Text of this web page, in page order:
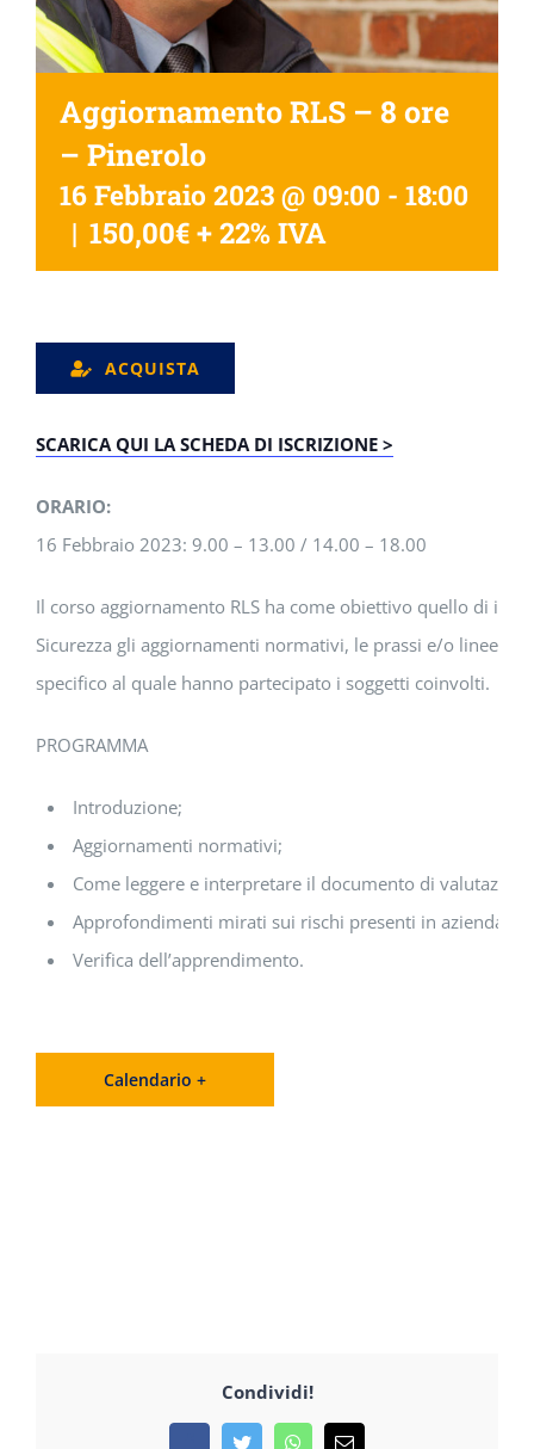
Aggiornamento RLS – 8 ore
– Pinerolo
16 Febbraio 2023 @ 09:00 - 18:00
| 150,00€ + 22% IVA
ACQUISTA
SCARICA QUI LA SCHEDA DI ISCRIZIONE >
ORARIO:
16 Febbraio 2023: 9.00 – 13.00 / 14.00 – 18.00
Il corso aggiornamento RLS ha come obiettivo quello di
Sicurezza gli aggiornamenti normativi, le prassi e/o linee
specifico al quale hanno partecipato i soggetti coinvolti.
PROGRAMMA
Introduzione;
Aggiornamenti normativi;
Come leggere e interpretare il documento di
Approfondimenti mirati sui rischi presenti in azienda;
Verifica dell’apprendimento.
Calendario +
Condividi!